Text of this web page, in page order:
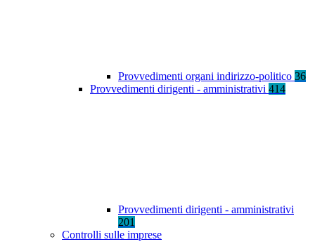
Provvedimenti organi indirizzo-politico 36
Provvedimenti dirigenti - amministrativi 414
Provvedimenti dirigenti - amministrativi
201
Controlli sulle imprese